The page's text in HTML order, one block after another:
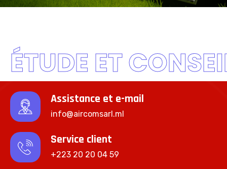
ÉTUDE ET
Assistance et e-mail
info@aircomsarl.ml
Service client
+223 20 20 04 59